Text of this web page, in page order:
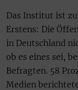
Das Institut ist
Erstens: Die
in Deutschland
ob es eines sei,
Befragten. 58
Medien